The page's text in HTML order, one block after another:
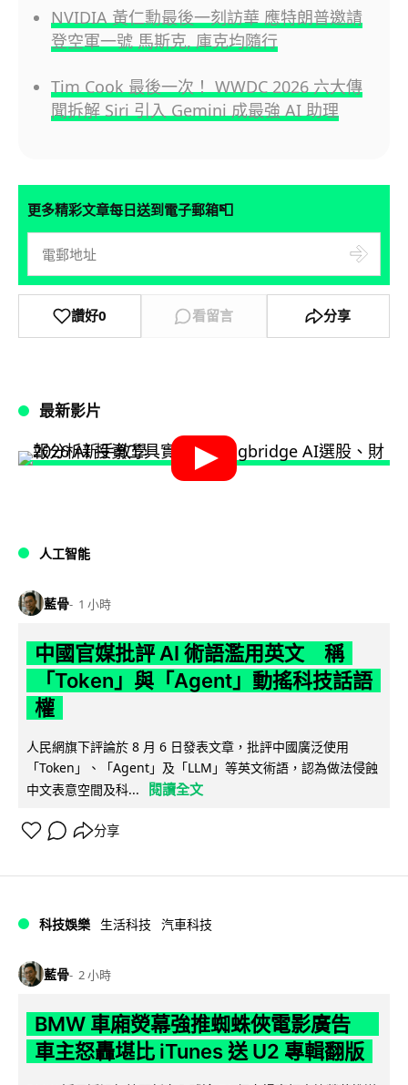
NVIDIA 黃仁勳最後一刻訪華 應特朗普邀請
登空軍一號 馬斯克, 庫克均隨行
Tim Cook 最後一次！ WWDC 2026 六大傳
聞拆解 Siri 引入 Gemini 成最強 AI 助理
更多精彩文章每日送到電子郵箱📮
讚好0 看留言 分享
最新影片
人工智能
藍骨 1 小時
中國官媒批評 AI 術語濫用英文 稱
「Token」與「Agent」動搖科技話語
權
人民網旗下評論於 8 月 6 日發表文章，批評中國廣泛使用
「Token」、「Agent」及「LLM」等英文術語，認為做法侵蝕
中文表意空間及科...
閱讀全文
分享
科技娛樂 生活科技 汽車科技
藍骨 2 小時
BMW 車廂熒幕強推蜘蛛俠電影廣告
車主怒轟堪比 iTunes 送 U2 專輯翻版